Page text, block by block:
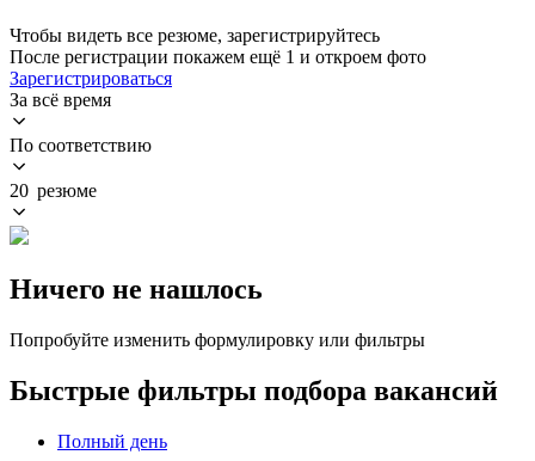
Чтобы видеть все резюме, зарегистрируйтесь
После регистрации покажем ещё 1 и откроем фото
Зарегистрироваться
За всё время
По соответствию
20 резюме
Ничего не нашлось
Попробуйте изменить формулировку или фильтры
Быстрые фильтры подбора вакансий
Полный день